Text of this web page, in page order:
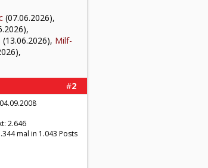
(07.06.2026),
(13.06.2026), Milf-
#2
2.646
mal in 1.043 Posts